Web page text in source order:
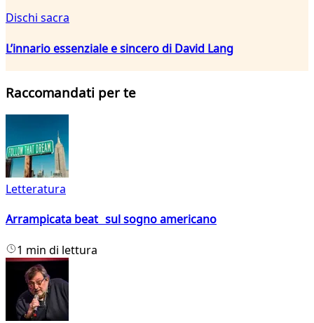
Dischi sacra
L’innario essenziale e sincero di David Lang
Raccomandati per te
Letteratura
Arrampicata beat sul sogno americano
1 min di lettura